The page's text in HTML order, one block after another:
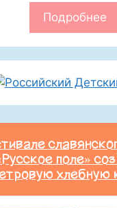
Подробнее
поле»
хлебную